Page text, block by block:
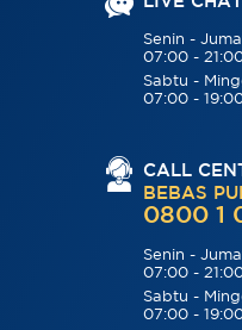
Senin -
07:00 -
Sabtu -
07:00 -
CALL
BEBAS
0800 1
Senin -
07:00 -
Sabtu -
07:00 -